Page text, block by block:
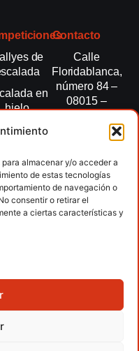
almacenar y/o acceder a
de estas tecnologías
de navegación o
consentir o retirar el
a ciertas características y
de
en
hielo
de
de
nieve
Contacto
Calle
Floridablanca,
número 84 –
08015 –
fedme@fedme.es
934 264 267
de Deportes de
porTOOOLS